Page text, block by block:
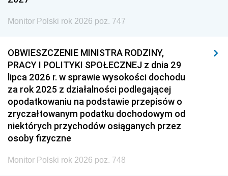
Monitor Polski rok 2026 poz. 747
OBWIESZCZENIE MINISTRA RODZINY,
PRACY I POLITYKI SPOŁECZNEJ z dnia 29
lipca 2026 r. w sprawie wysokości dochodu
za rok 2025 z działalności podlegającej
opodatkowaniu na podstawie przepisów o
zryczałtowanym podatku dochodowym od
niektórych przychodów osiąganych przez
osoby fizyczne
Monitor Polski rok 2026 poz. 748